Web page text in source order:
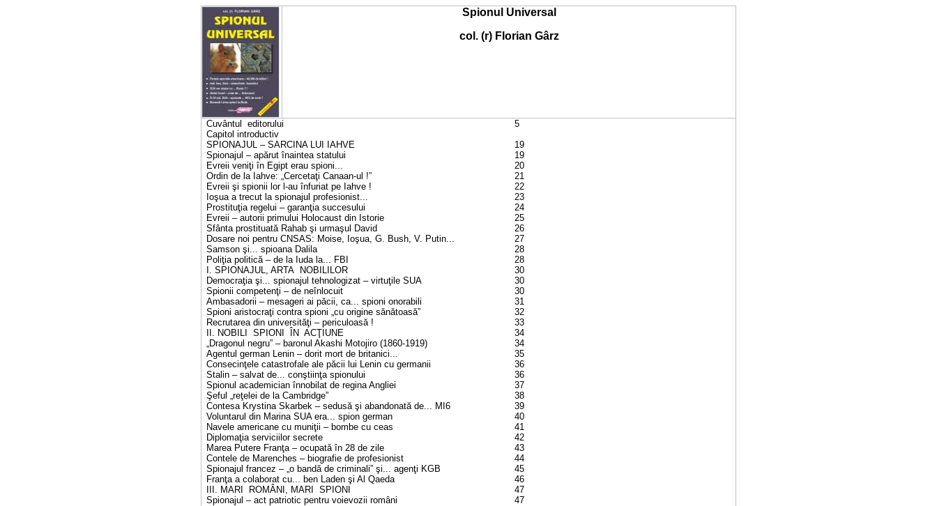
Spionul Universal
col. (r) Florian Gârz
Cuvântul editorului
5
Capitol introductiv
SPIONAJUL – SARCINA LUI IAHVE
19
Spionajul – apărut înaintea statului
19
Evreii veniţi în Egipt erau spioni...
20
Ordin de la Iahve: „Cercetaţi Canaan-ul !”
21
Evreii şi spionii lor l-au înfuriat pe Iahve !
22
Ioşua a trecut la spionajul profesionist...
23
Prostituţia regelui – garanţia succesului
24
Evreii – autorii primului Holocaust din Istorie
25
Sfânta prostituată Rahab şi urmaşul David
26
Dosare noi pentru CNSAS: Moise, Ioşua, G. Bush, V. Putin...
27
Samson şi... spioana Dalila
28
Poliţia politică – de la Iuda la... FBI
28
I. SPIONAJUL, ARTA NOBILILOR
30
Democraţia şi... spionajul tehnologizat – virtuţile SUA
30
Spionii competenţi – de neînlocuit
30
Ambasadorii – mesageri ai păcii, ca... spioni onorabili
31
Spioni aristocraţi contra spioni „cu origine sănătoasă”
32
Recrutarea din universităţi – periculoasă !
33
II. NOBILI SPIONI ÎN ACŢIUNE
34
„Dragonul negru” – baronul Akashi Motojiro (1860-1919)
34
Agentul german Lenin – dorit mort de britanici...
35
Consecinţele catastrofale ale păcii lui Lenin cu germanii
36
Stalin – salvat de... conştiinţa spionului
36
Spionul academician înnobilat de regina Angliei
37
Şeful „reţelei de la Cambridge”
38
Contesa Krystina Skarbek – sedusă şi abandonată de... MI6
39
Voluntarul din Marina SUA era... spion german
40
Navele americane cu muniţii – bombe cu ceas
41
Diplomaţia serviciilor secrete
42
Marea Putere Franţa – ocupată în 28 de zile
43
Contele de Marenches – biografie de profesionist
44
Spionajul francez – „o bandă de criminali” şi... agenţi KGB
45
Franţa a colaborat cu... ben Laden şi Al Qaeda
46
III. MARI ROMÂNI, MARI SPIONI
47
Spionajul – act patriotic pentru voievozii români
47